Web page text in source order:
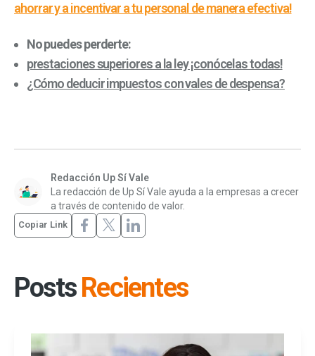
ahorrar y a incentivar a tu personal de manera efectiva!
No puedes perderte:
prestaciones superiores a la ley ¡conócelas todas!
¿Cómo deducir impuestos con vales de despensa?
Redacción Up Sí Vale
La redacción de Up Sí Vale ayuda a la empresas a crecer
a través de contenido de valor.
Copiar Link
PostsRecientes